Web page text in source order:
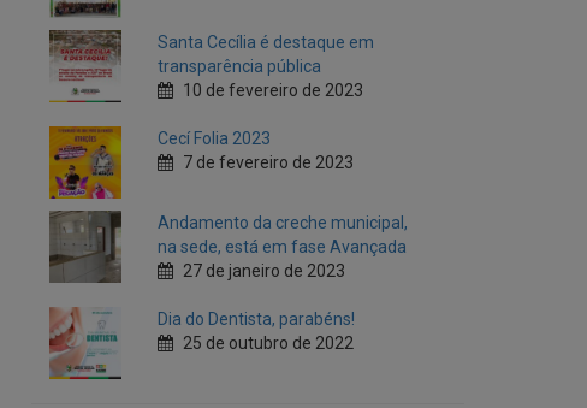
Cecí Folia 2023
7 de fevereiro de 2023
Andamento da creche municipal,
na sede, está em fase Avançada
Dia do Dentista, parabéns!
25 de outubro de 2022
ÚLTIMAS NOTÍCIAS